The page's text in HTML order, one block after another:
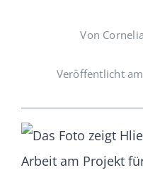
Von
Veröffentlicht